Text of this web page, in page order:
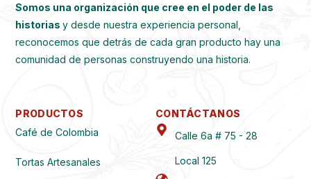
Somos una organización que cree en el poder de las
historiasy desde nuestra experiencia personal,
reconocemos que detrás de cada gran producto hay una
comunidad de personas construyendo una historia.
PRODUCTOS
Café de Colombia
Tortas Artesanales
CONTÁCTANOS
Calle 6a # 75 - 28
Local 125